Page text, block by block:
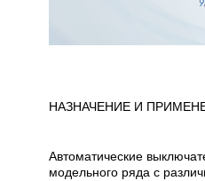
НАЗНАЧЕНИЕ И
Автоматические
модельного ряда с